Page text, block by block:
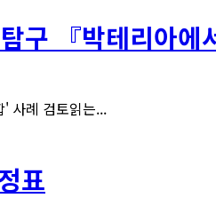
구 『박테리아
사례 검토읽는...
표